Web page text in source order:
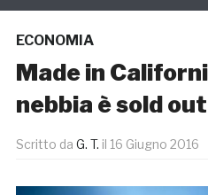
ECONOMIA
Made in
nebbia è sold out
Scritto da G. T. il 16 Giugno 2016